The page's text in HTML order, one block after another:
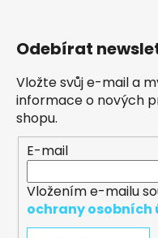
Odebírat
Vložte svůj e-mail a
informace o nových
shopu.
E-mail
Vložením e-mailu
ochrany osobních